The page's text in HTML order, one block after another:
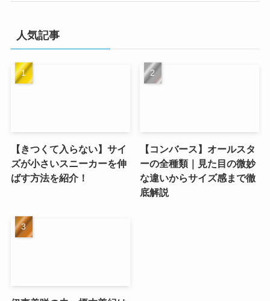
人気記事
【きつくて入らない】サイ
ズが小さいスニーカーを伸
ばす方法を紹介！
【コンバース】オールスタ
ーの全種類｜見た目の微妙
な違いからサイズ感まで徹
底解説